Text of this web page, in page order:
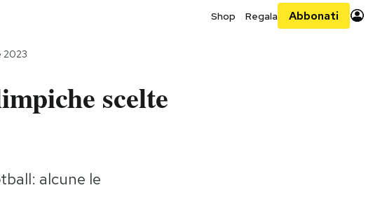
Shop Regala Abbonati
2023
scelte
alcune le